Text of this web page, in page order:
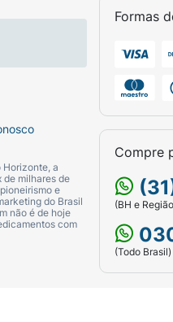
limpa. Reaplicar é
Horizonte, a
de milhares de
e
do Brasil
não é de hoje
com
Formas
Compre
(BH e
(Todo